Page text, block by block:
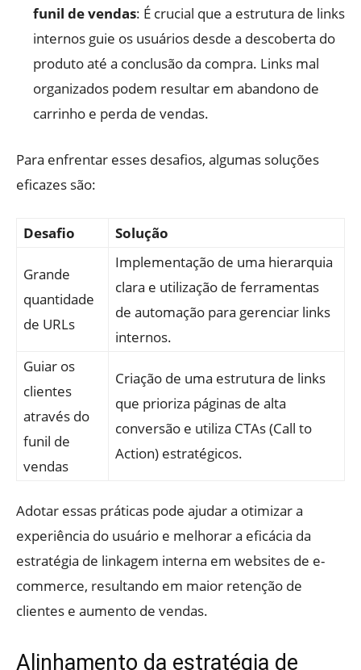
funil de vendas: É crucial que a estrutura de links
internos guie os usuários desde a descoberta do
produto até a conclusão da compra. Links mal
organizados podem resultar em abandono de
carrinho e perda de vendas.
Para enfrentar esses desafios, algumas soluções
eficazes são:
Desafio Solução
Grande
quantidade
de URLs
Implementação de uma hierarquia
clara e utilização de ferramentas
de automação para gerenciar links
internos.
Guiar os
clientes
através do
funil de
vendas
Criação de uma estrutura de links
que prioriza páginas de alta
conversão e utiliza CTAs (Call to
Action) estratégicos.
Adotar essas práticas pode ajudar a otimizar a
experiência do usuário e melhorar a eficácia da
estratégia de linkagem interna em websites de e-
commerce, resultando em maior retenção de
clientes e aumento de vendas.
Alinhamento da estratégia de